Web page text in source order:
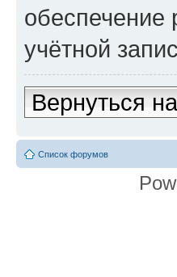
обеспечение
учётной
Вернуться
Список форумов